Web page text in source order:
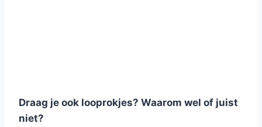
Draag je ook looprokjes? Waarom wel of juist
niet?